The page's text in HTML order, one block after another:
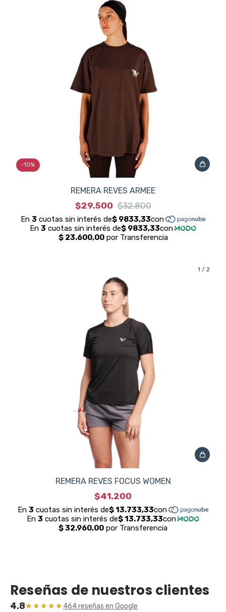
-10%
REMERA REVES ARMEE
$29.500 $32.800
1 / 2
REMERA REVES FOCUS WOMEN
$41.200
Reseñas de nuestros clientes
4.8★★★★★ 464 reseñas en Google